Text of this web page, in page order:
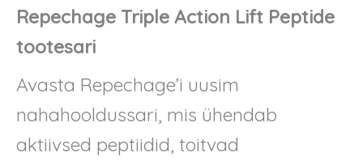
Repechage Triple Action Lift Peptide
tootesari
Avasta Repechage’i uusim
nahahooldussari, mis ühendab
aktiivsed peptiidid, toitvad